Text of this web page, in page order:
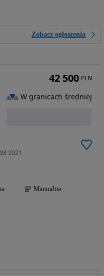
Zobacz ogłoszenia
2021
Manualna
42 500 PLN
W granicach średniej